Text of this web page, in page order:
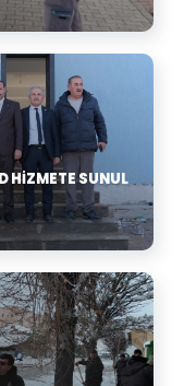
HIZMETE SUNUL